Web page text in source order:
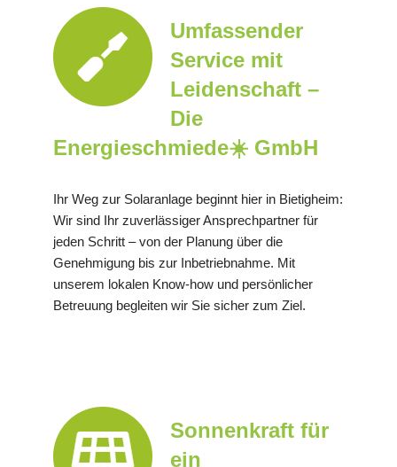
Umfassender
Service mit
Leidenschaft –
Die
Energieschmiede☀️ GmbH
Ihr Weg zur Solaranlage beginnt hier in Bietigheim:
Wir sind Ihr zuverlässiger Ansprechpartner für
jeden Schritt – von der Planung über die
Genehmigung bis zur Inbetriebnahme. Mit
unserem lokalen Know-how und persönlicher
Betreuung begleiten wir Sie sicher zum Ziel.
Sonnenkraft für
ein